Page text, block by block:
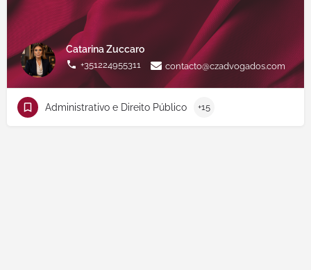
Catarina Zuccaro
+351224955311 contacto@czadvogados.com
Administrativo e Direito Público +15